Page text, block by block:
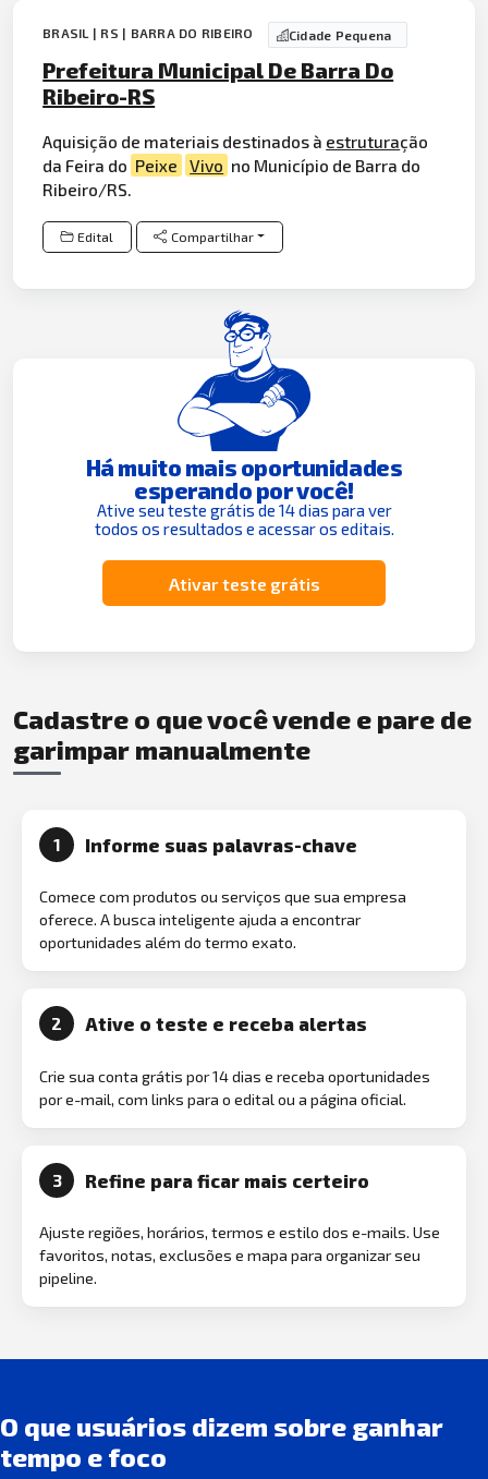
BRASIL | RS | BARRA DO RIBEIRO Cidade Pequena
Prefeitura Municipal De Barra Do
Ribeiro-RS
Aquisição de materiais destinados à estruturação
da Feira do Peixe Vivo no Município de Barra do
Ribeiro/RS.
Edital Compartilhar
Há muito mais oportunidades
esperando por você!
Ative seu teste grátis de 14 dias para ver
todos os resultados e acessar os editais.
Ativar teste grátis
Cadastre o que você vende e pare de
garimpar manualmente
1 Informe suas palavras-chave
Comece com produtos ou serviços que sua empresa
oferece. A busca inteligente ajuda a encontrar
oportunidades além do termo exato.
2 Ative o teste e receba alertas
Crie sua conta grátis por 14 dias e receba oportunidades
por e-mail, com links para o edital ou a página oficial.
3 Refine para ficar mais certeiro
Ajuste regiões, horários, termos e estilo dos e-mails. Use
favoritos, notas, exclusões e mapa para organizar seu
pipeline.
O que usuários dizem sobre ganhar
tempo e foco